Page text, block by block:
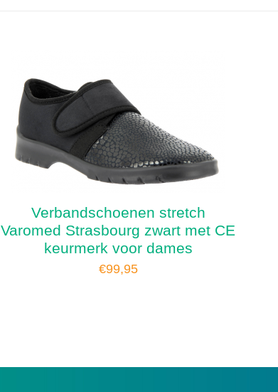
Verbandschoenen stretch
Varomed Strasbourg zwart met CE
keurmerk voor dames
€99,95